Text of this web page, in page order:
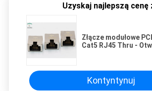
Uzyskaj najlepszą cenę
Złącze modułowe
Cat5 RJ45 Thru -
Kontyntynuj